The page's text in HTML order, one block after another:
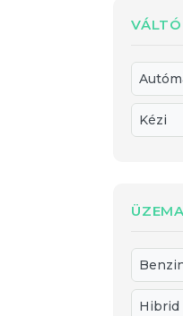
VÁLTÓ
Kézi
Hibrid